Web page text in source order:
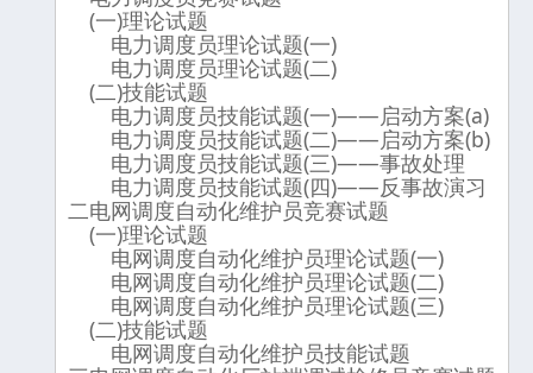
(一)理论试题
电力调度员理论试题(一)
电力调度员理论试题(二)
(二)技能试题
电力调度员技能试题(一)——启动方案(a)
电力调度员技能试题(二)——启动方案(b)
电力调度员技能试题(三)——事故处理
电力调度员技能试题(四)——反事故演习
二电网调度自动化维护员竞赛试题
(一)理论试题
电网调度自动化维护员理论试题(一)
电网调度自动化维护员理论试题(二)
电网调度自动化维护员理论试题(三)
(二)技能试题
电网调度自动化维护员技能试题